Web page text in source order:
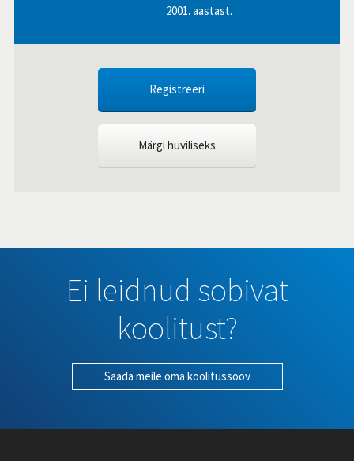
2001. aastast.
Registreeri
Märgi huviliseks
Ei leidnud sobivat
koolitust?
Saada meile oma koolitussoov